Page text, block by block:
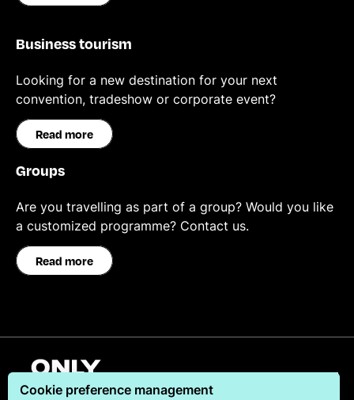
Business tourism
Looking for a new destination for your next
convention, tradeshow or corporate event?
Read more
Groups
Are you travelling as part of a group? Would you like
a customized programme? Contact us.
Read more
Cookie preference management